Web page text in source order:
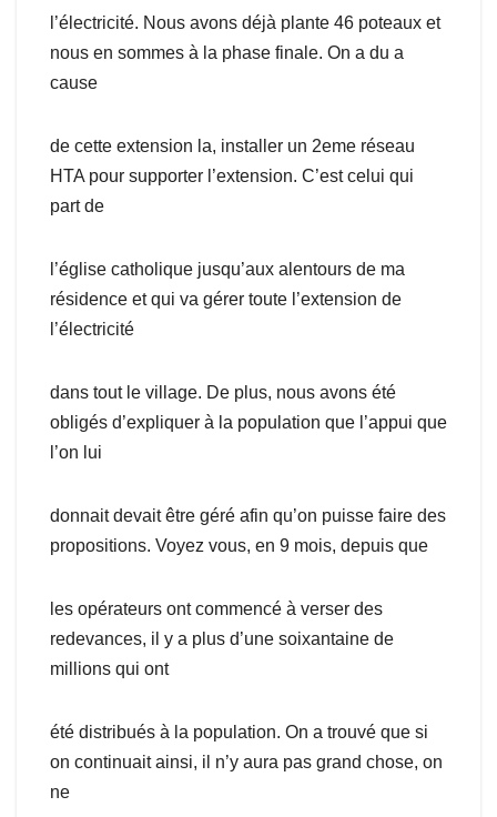
l’électricité. Nous avons déjà plante 46 poteaux et
nous en sommes à la phase finale. On a du a
cause
de cette extension la, installer un 2eme réseau
HTA pour supporter l’extension. C’est celui qui
part de
l’église catholique jusqu’aux alentours de ma
résidence et qui va gérer toute l’extension de
l’électricité
dans tout le village. De plus, nous avons été
obligés d’expliquer à la population que l’appui que
l’on lui
donnait devait être géré afin qu’on puisse faire des
propositions. Voyez vous, en 9 mois, depuis que
les opérateurs ont commencé à verser des
redevances, il y a plus d’une soixantaine de
millions qui ont
été distribués à la population. On a trouvé que si
on continuait ainsi, il n’y aura pas grand chose, on
ne